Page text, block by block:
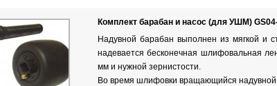
Комплект барабан и насос (для УШМ)
Надувной барабан выполнен из мягкой и
надевается бесконечная шлифовальная
мм и нужной зернистости.
Во время шлифовки вращающийся надувной